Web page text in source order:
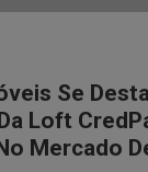
Se
Loft
Mercado